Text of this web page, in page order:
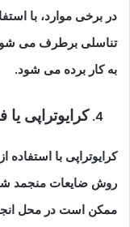
در برخی موارد، با
تناسلی برطرف می
به کار برده می شود.
کرایوتراپی
کرایوتراپی با
روش ضایعات منجمد
ممکن است در محل